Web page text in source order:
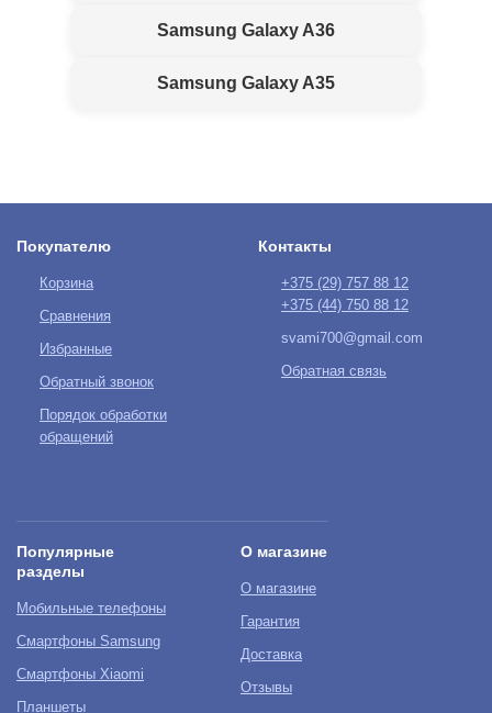
Samsung Galaxy A36
Samsung Galaxy A35
Покупателю
Корзина
Сравнения
Избранные
Обратный звонок
Порядок обработки
обращений
Контакты
+375 (29) 757 88 12
+375 (44) 750 88 12
svami700@gmail.com
Обратная связь
Популярные
разделы
Мобильные телефоны
Смартфоны Samsung
Смартфоны Xiaomi
Планшеты
О магазине
О магазине
Гарантия
Доставка
Отзывы